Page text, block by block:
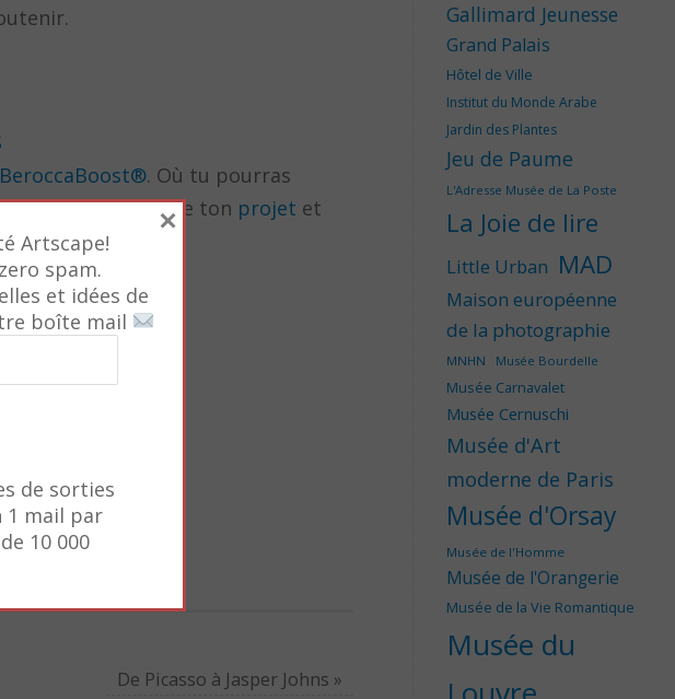
. Où tu pourras
des votes de ton projet et
par jour,
De Picasso à Jasper Johns »
Gallimard Jeunesse
Grand Palais
Hôtel de Ville
Institut du Monde Arabe
Jardin des Plantes
Jeu de Paume
L'Adresse Musée de La Poste
La Joie de lire
Little Urban MAD
Maison européenne
de la photographie
MNHN Musée Bourdelle
Musée Carnavalet
Musée Cernuschi
Musée d'Art
moderne de Paris
Musée d'Orsay
Musée de l'Homme
Musée de l'Orangerie
Musée de la Vie Romantique
Musée du
Artscape!
spam.
et idées de
boîte mail
de sorties
1 mail par
10 000
×